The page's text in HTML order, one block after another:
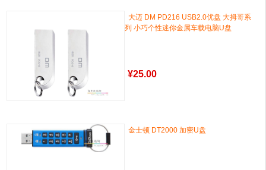
大迈 DM PD216 USB2.0优盘 大拇哥系
列 小巧个性迷你金属车载电脑U盘
¥25.00
金士顿 DT2000 加密U盘